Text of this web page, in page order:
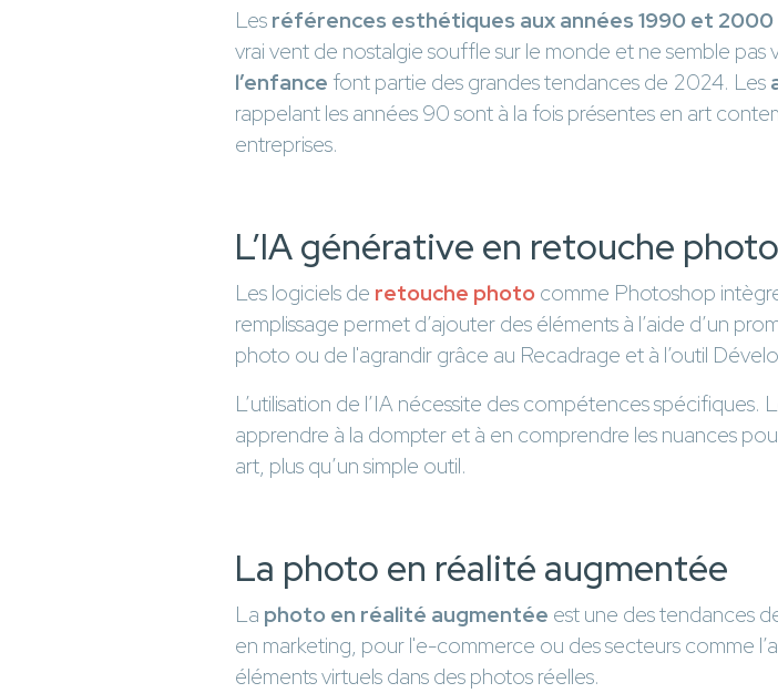
Lesréférences esthétiques aux années 1990 et 2000
vrai vent de nostalgie souffle sur le monde et ne semble pas
l’enfance font partie des grandes tendances de 2024. Les
rappelant les années 90 sont à la fois présentes en art
entreprises.
L’IA générative en retouche photo
Les logiciels de retouche photocomme Photoshop
remplissage permet d’ajouter des éléments à l’aide d’un
photo ou de l'agrandir grâce au Recadrage et à l’outil
L’utilisation de l’IA nécessite des compétences
apprendre à la dompter et à en comprendre les nuances
art, plus qu’un simple outil.
La photo en réalité augmentée
La photo en réalité augmentée est une des tendances
en marketing, pour l'e-commerce ou des secteurs comme
éléments virtuels dans des photos réelles.